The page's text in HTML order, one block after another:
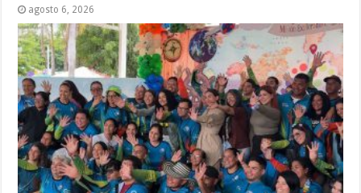
agosto 6, 2026